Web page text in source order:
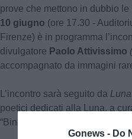
Gonews - Do
prove che mettono in dubbio
10 giugno (ore 17.30 -
Firenze) è in programma
divulgatore Paolo Attivissimo
accompagnato da immagini
L’incontro sarà seguito da
poetici dedicati alla Luna, a
“Binario di scambio” diretta da